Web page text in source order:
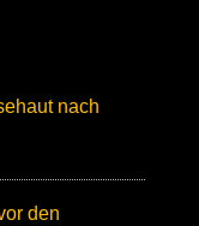
nach
den